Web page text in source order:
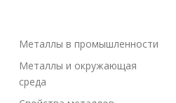
Металлы в промышленности
Металлы и окружающая
среда